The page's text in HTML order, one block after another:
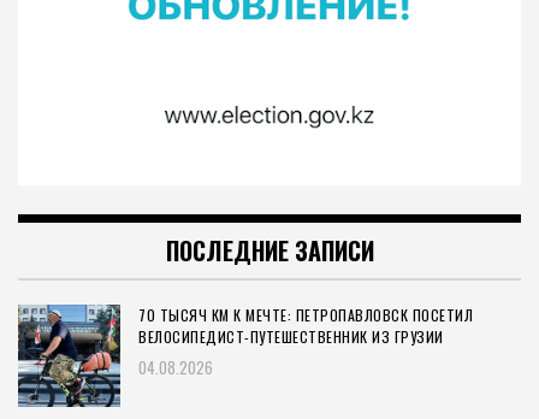
ПОСЛЕДНИЕ ЗАПИСИ
70 ТЫСЯЧ КМ К МЕЧТЕ: ПЕТРОПАВЛОВСК ПОСЕТИЛ
ВЕЛОСИПЕДИСТ-ПУТЕШЕСТВЕННИК ИЗ ГРУЗИИ
04.08.2026